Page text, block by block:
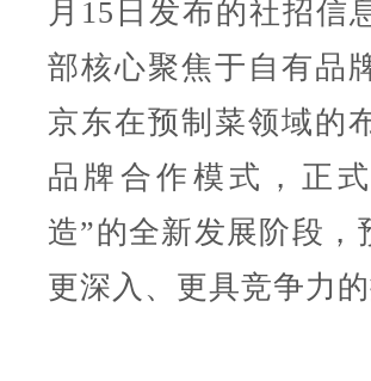
月15日发布的社招信
部核心聚焦于自有品
京东在预制菜领域的
品牌合作模式，正
造”的全新发展阶段
更深入、更具竞争力